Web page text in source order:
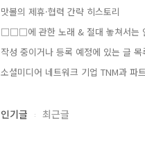
맛볼의 제휴·협력 간략 히스토리
□□□에 관한 노래 & 절대 놓쳐서
작성 중이거나 등록 예정에 있는 글 목
소셜미디어 네트워크 기업 TNM과 파
인기글 최근글